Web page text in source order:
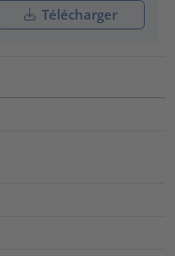
Télécharger